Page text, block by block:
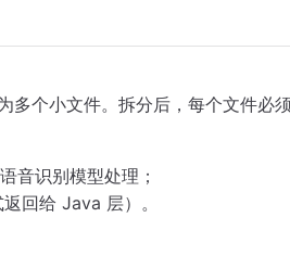
个小文件。拆分后，每个文件必
音识别模型处理；
回给 Java 层）。